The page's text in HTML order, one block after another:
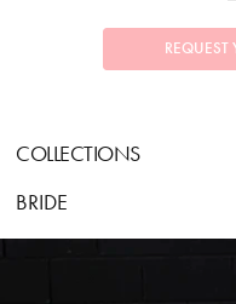
COLLECTIONS
BRIDE